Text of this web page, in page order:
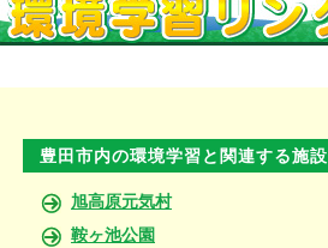
豊田市内の環境学習と関連する施設
旭高原元気村
鞍ヶ池公園